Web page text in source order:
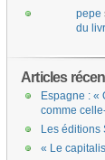
pepe
du
Articles
Espagne : «
comme
Les éditions
« Le